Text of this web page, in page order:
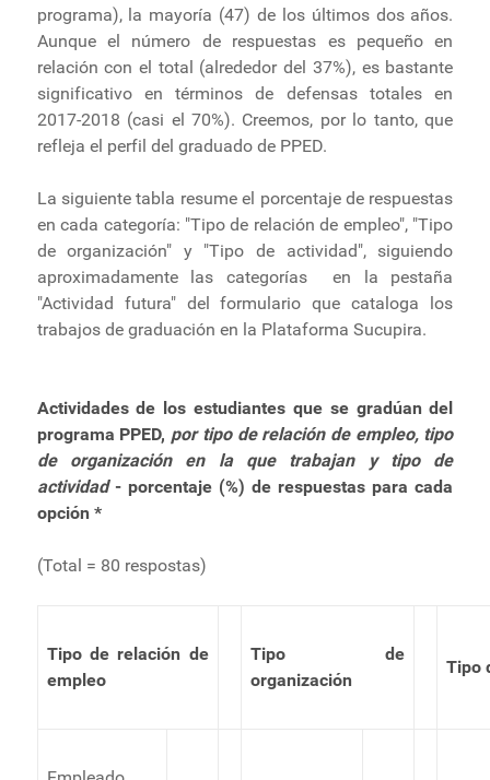
programa), la mayoría (47) de los últimos dos años.
Aunque el número de respuestas es pequeño en
relación con el total (alrededor del 37%), es bastante
significativo en términos de defensas totales en
2017-2018 (casi el 70%). Creemos, por lo tanto, que
refleja el perfil del graduado de PPED.
La siguiente tabla resume el porcentaje de respuestas
en cada categoría: "Tipo de relación de empleo", "Tipo
de organización" y "Tipo de actividad", siguiendo
aproximadamente las categorías en la pestaña
"Actividad futura" del formulario que cataloga los
trabajos de graduación en la Plataforma Sucupira.
Actividades de los estudiantes que se gradúan del
programa PPED, por tipo de relación de empleo, tipo
de organización en la que trabajan y tipo de
actividad- porcentaje (%) de respuestas para cada
opción *
(Total = 80 respostas)
Tipo de relación de
empleo
Tipo de
organización
Tipo